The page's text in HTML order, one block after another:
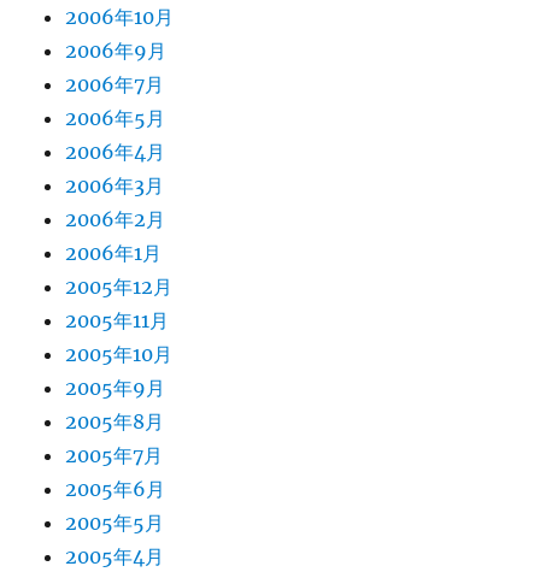
2006年10月
2006年9月
2006年7月
2006年5月
2006年4月
2006年3月
2006年2月
2006年1月
2005年12月
2005年11月
2005年10月
2005年9月
2005年8月
2005年7月
2005年6月
2005年5月
2005年4月